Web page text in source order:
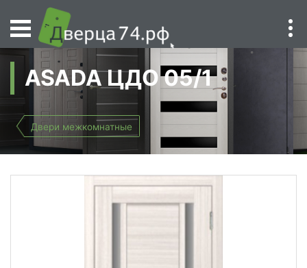
ASADA ЦДО 05/1
Двери межкомнатные